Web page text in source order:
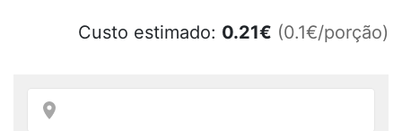
Custo estimado: 0.21€ (0.1€/porção)